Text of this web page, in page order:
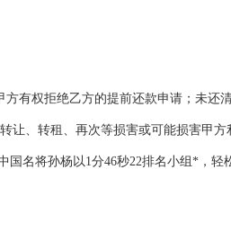
权拒绝乙方的提前还款申请；未还
让、转租、再次等损害或可能损害甲
国名将孙杨以1分46秒22排名小组*，轻